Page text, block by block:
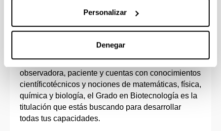
Personalizar
Denegar
Perfil de ingreso
Si tienes vocación investigadora, te motiva el
trabajo en el laboratorio, eres una persona
observadora, paciente y cuentas con conocimientos
científicotécnicos y nociones de matemáticas, física,
química y biología, el Grado en Biotecnología es la
titulación que estás buscando para desarrollar
todas tus capacidades.